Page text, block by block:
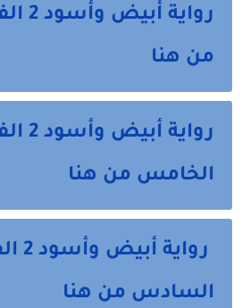
من هنا
رواية
الخامس من هنا
السادس من هنا